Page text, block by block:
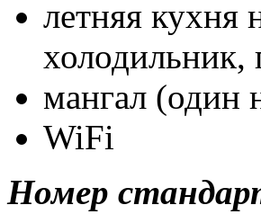
летняя кухня
холодильник,
мангал (один
WiFi
Номер